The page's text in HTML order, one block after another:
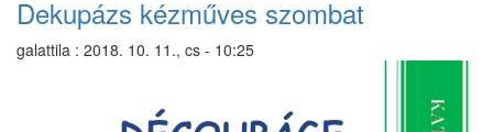
Dekupázs kézműves szombat
galattila : 2018. 10. 11., cs - 10:25